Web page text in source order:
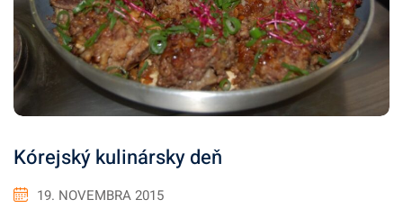
Kórejský kulinársky deň
19. NOVEMBRA 2015